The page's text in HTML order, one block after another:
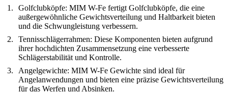
Golfclubköpfe: MIM W-Fe fertigt Golfclubköpfe, die eine
außergewöhnliche Gewichtsverteilung und Haltbarkeit bieten
und die Schwungleistung verbessern.
Tennisschlägerrahmen: Diese Komponenten bieten aufgrund
ihrer hochdichten Zusammensetzung eine verbesserte
Schlägerstabilität und Kontrolle.
Angelgewichte: MIM W-Fe Gewichte sind ideal für
Angelanwendungen und bieten eine präzise Gewichtsverteilung
für das Werfen und Absinken.